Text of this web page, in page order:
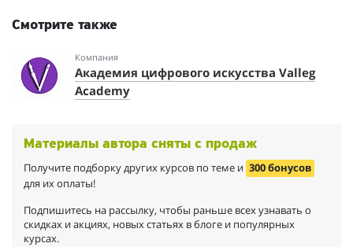
благодарила вас Валентина за этот курс, за вашу подачу и мне
скетчингу и по фешн, теперь у меня в копилке и по ним я
напишу отдельную благодарность и поделюсь впечатлениями
когда закончу их. Прошу вас продолжайте и оставайтесь
всегда такой отзывчивой и внимательной к нам новичкам!
Смотрите также
Компания
Академия цифрового искуcства Valleg
Academy
Материалы автора сняты с продаж
Получите подборку других курсов по теме и 300 бонусов
для их оплаты!
Подпишитесь на рассылку, чтобы раньше всех узнавать о
скидках и акциях, новых статьях в блоге и популярных
курсах.